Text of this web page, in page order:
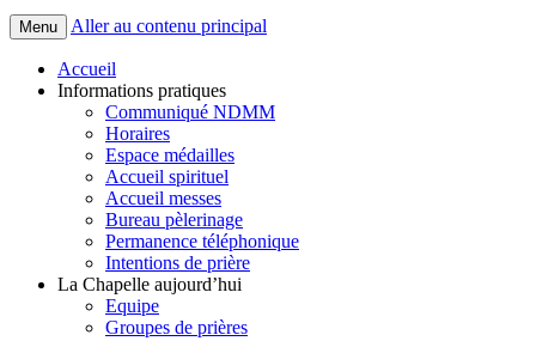
Menu Aller au contenu principal
Accueil
Informations pratiques
Communiqué NDMM
Horaires
Espace médailles
Accueil spirituel
Accueil messes
Bureau pèlerinage
Permanence téléphonique
Intentions de prière
La Chapelle aujourd’hui
Equipe
Groupes de prières